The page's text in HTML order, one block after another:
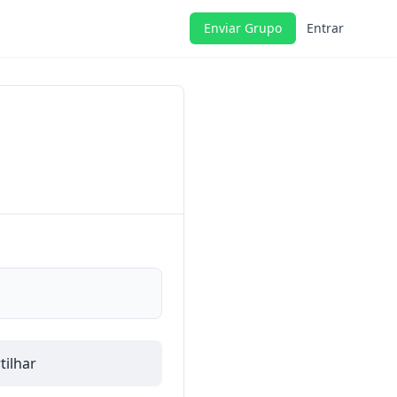
Enviar Grupo Entrar